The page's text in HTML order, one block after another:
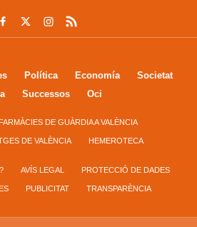
Política Economía
Societat
Successos Oci
FARMÀCIES DE GUÀRDIA A VALÈNCIA
DE VALÈNCIA HEMEROTECA
AVÍS LEGAL PROTECCIÓ DE DADES
PUBLICITAT TRANSPARÈNCIA